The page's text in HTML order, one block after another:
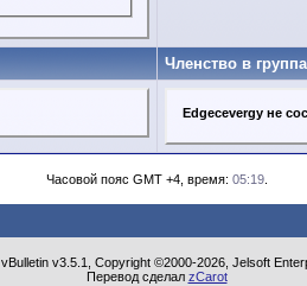
Членство в
Edgecevergy не
Часовой пояс GMT +4, время: 05:19.
vBulletin v3.5.1, Copyright ©2000-2026, Jelsoft
Перевод сделал zCarot